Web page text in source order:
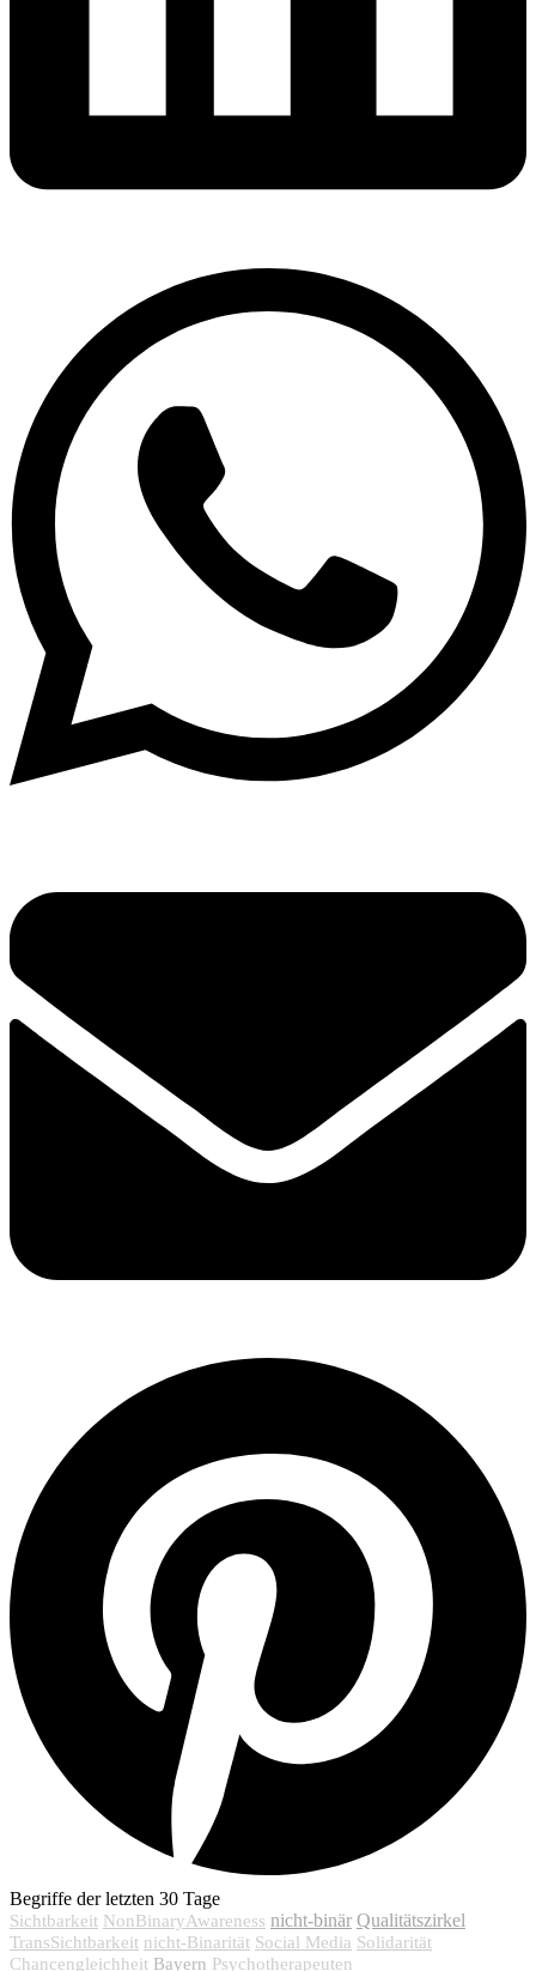
Begriffe der letzten 30 Tage
Sichtbarkeit NonBinaryAwareness nicht-binär Qualitätszirkel
TransSichtbarkeit nicht-Binarität Social Media Solidarität
Chancengleichheit Bayern Psychotherapeuten